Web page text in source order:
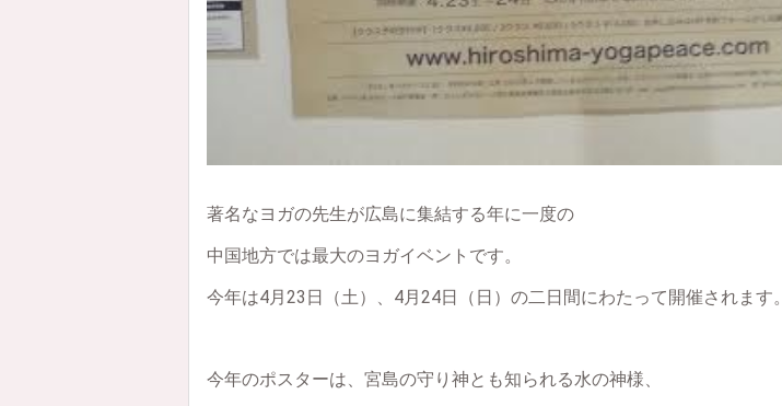
著名なヨガの先生が広島に集結する年に一度の
中国地方では最大のヨガイベントです。
今年は4月23日（土）、4月24日（日）の二日間にわたって開催されます。
今年のポスターは、宮島の守り神とも知られる水の神様、